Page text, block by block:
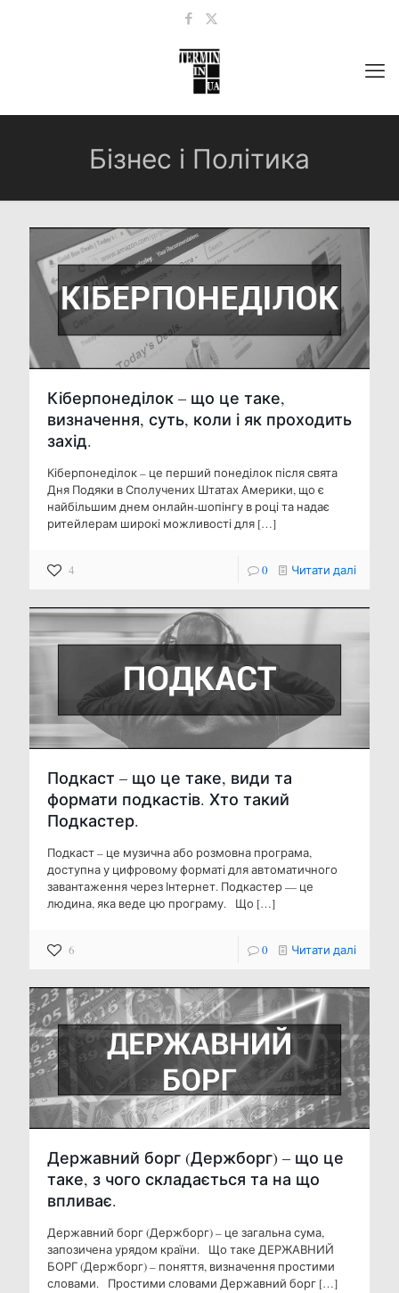
Бізнес і Політика
Кіберпонеділок – що це таке,
визначення, суть, коли і як проходить
захід.
Кіберпонеділок – це перший понеділок після свята
Дня Подяки в Сполучених Штатах Америки, що є
найбільшим днем ​​онлайн-шопінгу в році та надає
ритейлерам широкі можливості для […]
4 0 Читати далі
Подкаст – що це таке, види та
формати подкастів. Хто такий
Подкастер.
Подкаст – це музична або розмовна програма,
доступна у цифровому форматі для автоматичного
завантаження через Інтернет. Подкастер — це
людина, яка веде цю програму. Що […]
6 0 Читати далі
Державний борг (Держборг) – що це
таке, з чого складається та на що
впливає.
Державний борг (Держборг) – це загальна сума,
запозичена урядом країни. Що таке ДЕРЖАВНИЙ
БОРГ (Держборг) – поняття, визначення простими
словами. Простими словами Державний борг […]